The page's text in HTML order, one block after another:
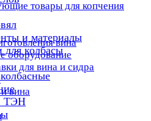
товары для копчения
вина
оборудование
для вина и сидра
вина
и материалы
для колбасы
ТЭН